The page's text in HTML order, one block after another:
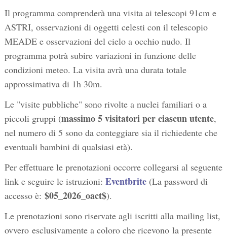
Il programma comprenderà una visita ai telescopi 91cm e
ASTRI, osservazioni di oggetti celesti con il telescopio
MEADE e osservazioni del cielo a occhio nudo. Il
programma potrà subire variazioni in funzione delle
condizioni meteo. La visita avrà una durata totale
approssimativa di 1h 30m.
Le "visite pubbliche" sono rivolte a nuclei familiari o a
piccoli gruppi (massimo 5 visitatori per ciascun utente,
nel numero di 5 sono da conteggiare sia il richiedente che
eventuali bambini di qualsiasi età).
Per effettuare le prenotazioni occorre collegarsi al seguente
link e seguire le istruzioni: Eventbrite(La password di
accesso è: $05_2026_oact$).
Le prenotazioni sono riservate agli iscritti alla mailing list,
ovvero esclusivamente a coloro che ricevono la presente